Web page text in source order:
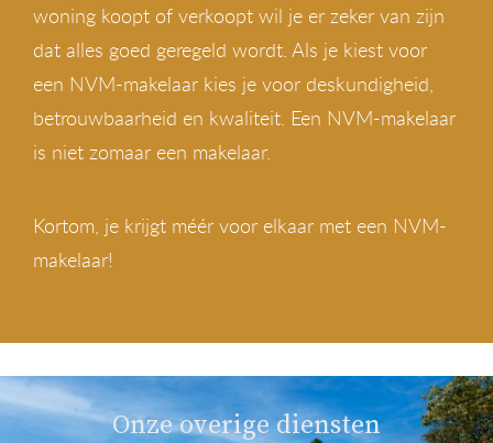
woning koopt of verkoopt wil je er zeker van zijn
dat alles goed geregeld wordt. Als je kiest voor
een NVM-makelaar kies je voor deskundigheid,
betrouwbaarheid en kwaliteit. Een NVM-makelaar
is niet zomaar een makelaar.
Kortom, je krijgt méér voor elkaar met een NVM-
makelaar!
Onze overige diensten